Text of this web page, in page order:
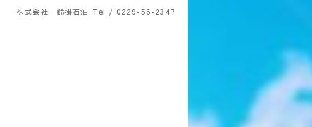
株式会社 鈴掛石油 Tel / 0229-56-2347